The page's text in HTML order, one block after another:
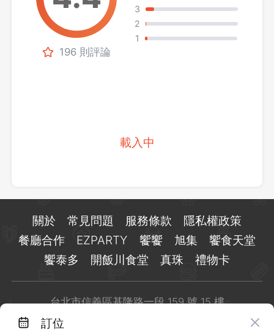
196 則評論
3
2
1
載入中
訂位
關於 常見問題 服務條款
隱私權政策
餐廳合作
EZPARTY 饗饗 旭集
饗食天堂
饗泰多
開飯川食堂 真珠 禮物卡
台北市信義區基隆路一段 159 號 15 樓